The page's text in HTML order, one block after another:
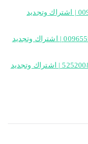
اشتراك كوبا امريكا 2021 | 0096555404241 | اشتراك وتجديد
اشتراك كاس امم اوروبا 2021 | 0096555404241 | اشتراك وتجديد
تجديد اشتراك بي ان سبورت الكويت | 52520080 | اشتراك وتجديد